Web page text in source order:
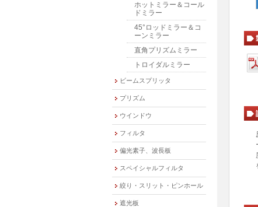
ホットミラー＆コール
ドミラー
45°ロッドミラー＆コ
ーンミラー
直角プリズムミラー
トロイダルミラー
ビームスプリッタ
プリズム
ウインドウ
フィルタ
偏光素子、波長板
スペイシャルフィルタ
絞り・スリット・ピンホール
遮光板